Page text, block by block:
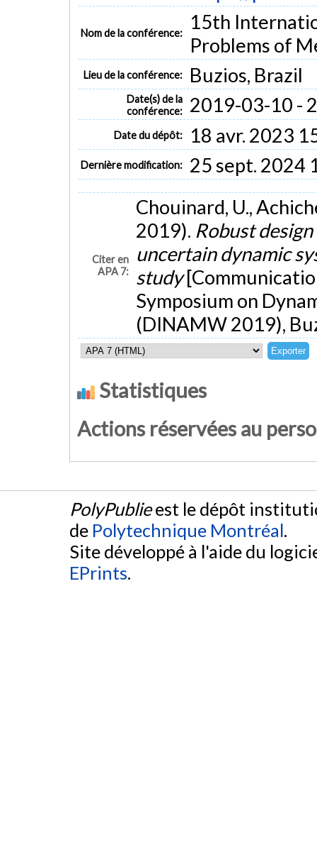
Nom de la conférence:
15th
Problems of
Lieu de la conférence: Buzios, Brazil
Date(s) de la
conférence:
2019-03-10 -
Date du dépôt: 18 avr. 2023
Dernière modification: 25 sept. 2024
Citer en
APA 7:
Chouinard, U.,
2019). Robust
uncertain dynamic
study
Symposium on
(DINAMW 2019),
Statistiques
Actions réservées au
PolyPublieest le dépôt
de Polytechnique Montréal.
Site développé à l'aide du
EPrints.